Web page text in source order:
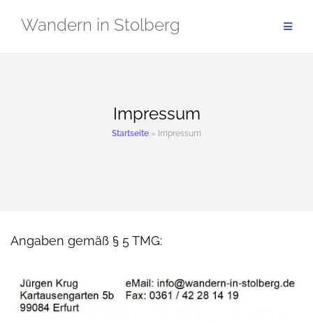
InhaltWandern in Stolberg
Impressum
Startseite » Impressum
Angaben gemäß § 5 TMG: